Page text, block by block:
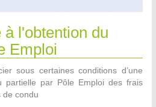
l'obtention du
Emploi
sous certaines conditions d’une
partielle par Pôle Emploi des frais
de condu